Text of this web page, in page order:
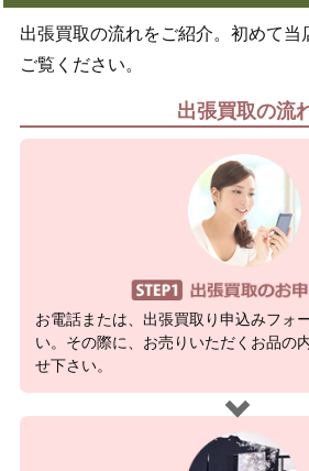
出張買取の流れをご紹介。初めて当
ご覧ください。
出張買取の流
お電話または、出張買取り申込みフォ
い。その際に、お売りいただくお品の
せ下さい。